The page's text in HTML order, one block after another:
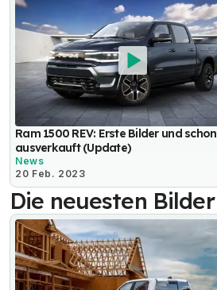
Ram 1500 REV: Erste Bilder und schon
ausverkauft (Update)
News
20 Feb. 2023
Die neuesten Bilder